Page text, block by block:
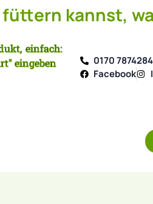
kannst,
einfach:
eingeben
0170 7874284
Facebook